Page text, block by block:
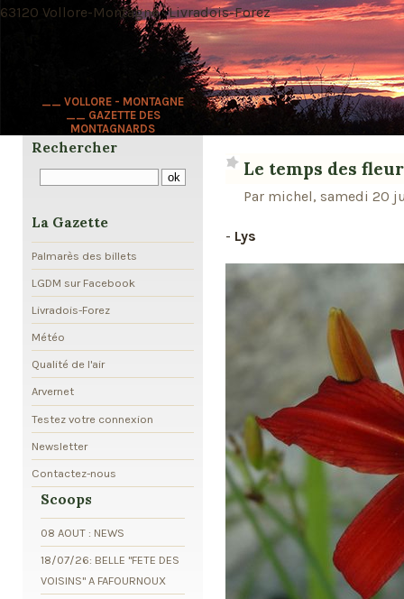
__ VOLLORE - MONTAGNE
__ GAZETTE DES
MONTAGNARDS
63120 Vollore-Montagne · Livradois-Forez
Le temps des
Par michel, samedi 20
- Lys
Rechercher
La Gazette
Palmarès des billets
LGDM sur Facebook
Livradois-Forez
Météo
Qualité de l'air
Arvernet
Testez votre connexion
Newsletter
Contactez-nous
Scoops
08 AOUT : NEWS
18/07/26: BELLE "FETE DES
VOISINS" A FAFOURNOUX